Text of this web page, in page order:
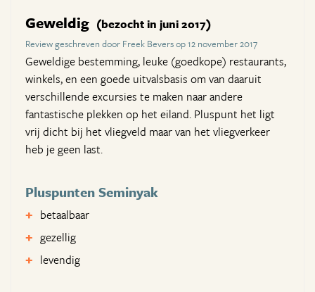
Geweldig (bezocht in juni 2017)
Review geschreven door Freek Bevers op 12 november 2017
Geweldige bestemming, leuke (goedkope) restaurants,
winkels, en een goede uitvalsbasis om van daaruit
verschillende excursies te maken naar andere
fantastische plekken op het eiland. Pluspunt het ligt
vrij dicht bij het vliegveld maar van het vliegverkeer
heb je geen last.
Pluspunten Seminyak
betaalbaar
gezellig
levendig